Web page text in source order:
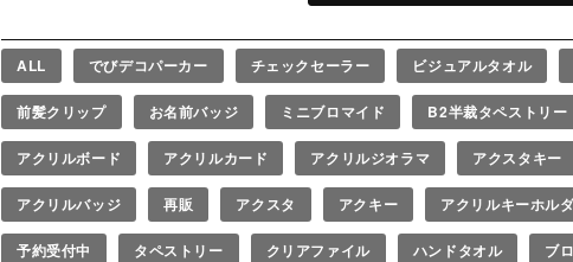
ALL でびデコパーカー チェックセーラー ビジュアルタオル
前髪クリップ お名前バッジ ミニブロマイド B2半裁タペストリー
アクリルボード アクリルカード アクリルジオラマ アクスタキー
アクリルバッジ 再販 アクスタ アクキー アクリルキーホル
予約受付中 タペストリー クリアファイル ハンドタオル ブ